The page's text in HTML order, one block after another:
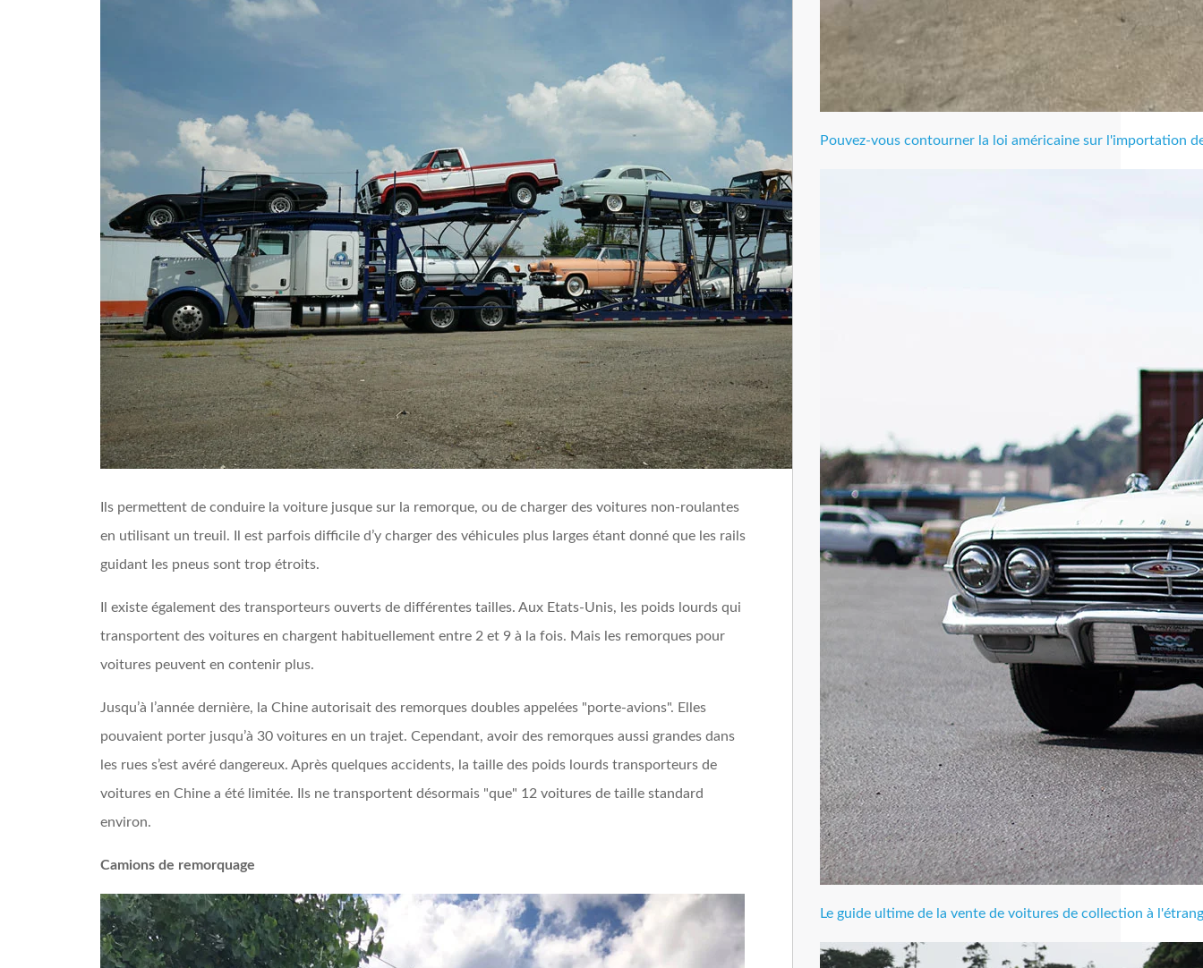
Ils permettent de conduire la voiture jusque sur la remorque, ou de charger des voitures non-roulantes
en utilisant un treuil. Il est parfois difficile d’y charger des véhicules plus larges étant donné que les rails
guidant les pneus sont trop étroits.
Il existe également des transporteurs ouverts de différentes tailles. Aux Etats-Unis, les poids lourds qui
transportent des voitures en chargent habituellement entre 2 et 9 à la fois. Mais les remorques pour
voitures peuvent en contenir plus.
Jusqu’à l’année dernière, la Chine autorisait des remorques doubles appelées "porte-avions". Elles
pouvaient porter jusqu’à 30 voitures en un trajet. Cependant, avoir des remorques aussi grandes dans
les rues s’est avéré dangereux. Après quelques accidents, la taille des poids lourds transporteurs de
voitures en Chine a été limitée. Ils ne transportent désormais "que" 12 voitures de taille standard
environ.
Camions de remorquage
Pouvez-vous contourner la loi américaine sur l'importation
Le guide ultime de la vente de voitures de collection à